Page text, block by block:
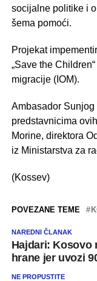
socijalne politike i
šema pomoći.
Projekat
„Save the
migracije (IOM).
Ambasador
predstavnicima
Morine, direktora
iz Ministarstva za
(Kossev)
POVEZANE TEME
NAREDNI ČLANAK
Hajdari: Kosovo
hrane jer uvozi
NE PROPUSTITE